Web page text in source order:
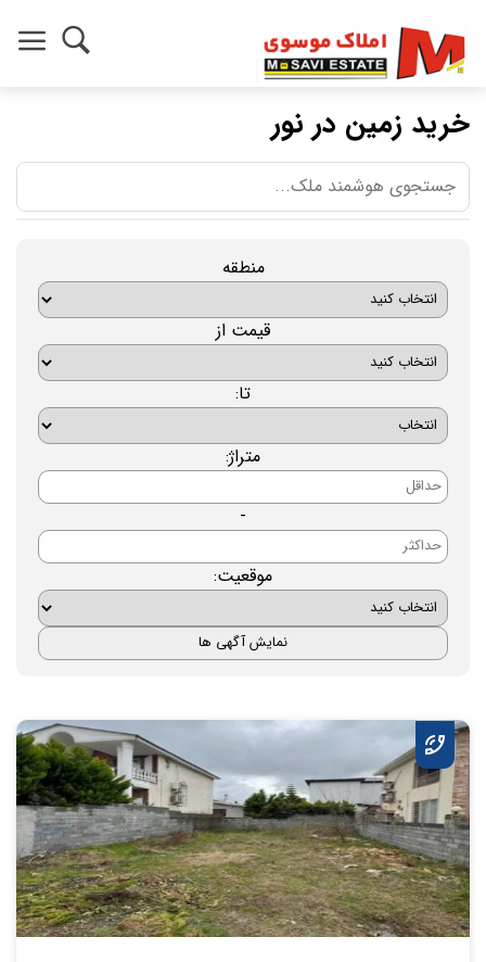
خرید زمین در نور
منطقه
قیمت از
تا:
متراژ:
-
موقعیت: